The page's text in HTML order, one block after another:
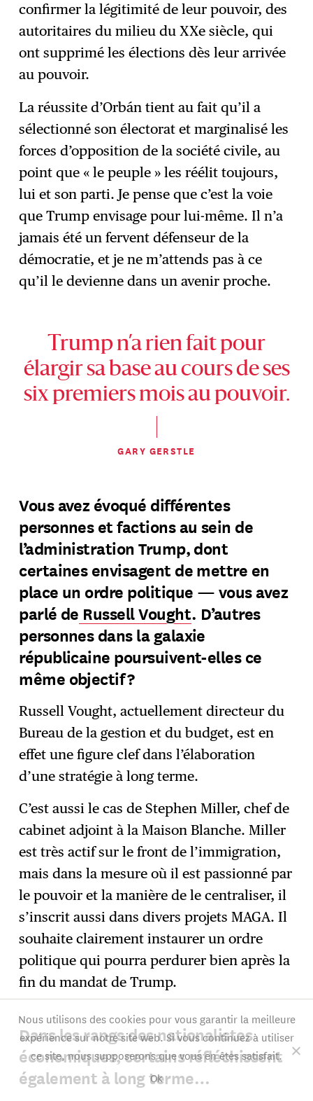
confirmer la légitimité de leur pouvoir, des
autoritaires du milieu du XXe siècle, qui
ont supprimé les élections dès leur arrivée
au pouvoir.
La réussite d’Orbán tient au fait qu’il a
sélectionné son électorat et marginalisé les
forces d’opposition de la société civile, au
point que « le peuple » les réélit toujours,
lui et son parti. Je pense que c’est la voie
que Trump envisage pour lui-même. Il n’a
jamais été un fervent défenseur de la
démocratie, et je ne m’attends pas à ce
qu’il le devienne dans un avenir proche.
Trump n’a rien fait pour
élargir sa base au cours de ses
six premiers mois au pouvoir.
GARY GERSTLE
Vous avez évoqué différentes
personnes et factions au sein de
l’administration Trump, dont
certaines envisagent de mettre en
place un ordre politique — vous avez
parlé de Russell Vought. D’autres
personnes dans la galaxie
républicaine poursuivent-elles ce
même objectif ?
Russell Vought, actuellement directeur du
Bureau de la gestion et du budget, est en
effet une figure clef dans l’élaboration
d’une stratégie à long terme.
C’est aussi le cas de Stephen Miller, chef de
cabinet adjoint à la Maison Blanche. Miller
est très actif sur le front de l’immigration,
mais dans la mesure où il est passionné par
le pouvoir et la manière de le centraliser, il
s’inscrit aussi dans divers projets MAGA. Il
souhaite clairement instaurer un ordre
politique qui pourra perdurer bien après la
fin du mandat de Trump.
Dans les rangs des nationalistes
économiques, certains réfléchissent
également à long terme…
Nous utilisons des cookies pour vous garantir la meilleure
expérience sur notre site web. Si vous continuez à utiliser
ce site, nous supposerons que vous en êtes satisfait.
Ok